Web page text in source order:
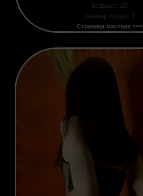
возраст: 20
размер груди: 1
Страница мастера >>>